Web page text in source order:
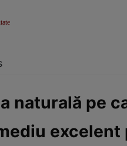
naturală pe